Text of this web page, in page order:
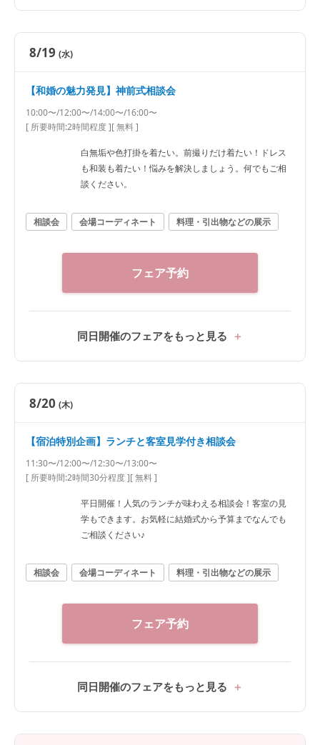
8/19 (水)
【和婚の魅力発見】神前式相談会
10:00〜/12:00〜/14:00〜/16:00〜
[ 所要時間:2時間程度][ 無料 ]
白無垢や色打掛を着たい。前撮りだけ着たい！ドレス
も和装も着たい！悩みを解決しましょう。何でもご相
談ください。
相談会 会場コーディネート 料理・引出物などの展示
フェア予約
同日開催のフェアをもっと見る
8/20 (木)
【宿泊特別企画】ランチと客室見学付き相談会
11:30〜/12:00〜/12:30〜/13:00〜
[ 所要時間:2時間30分程度][ 無料 ]
平日開催！人気のランチが味わえる相談会！客室の見
学もできます。お気軽に結婚式から予算までなんでも
ご相談ください♪
相談会 会場コーディネート 料理・引出物などの展示
フェア予約
同日開催のフェアをもっと見る